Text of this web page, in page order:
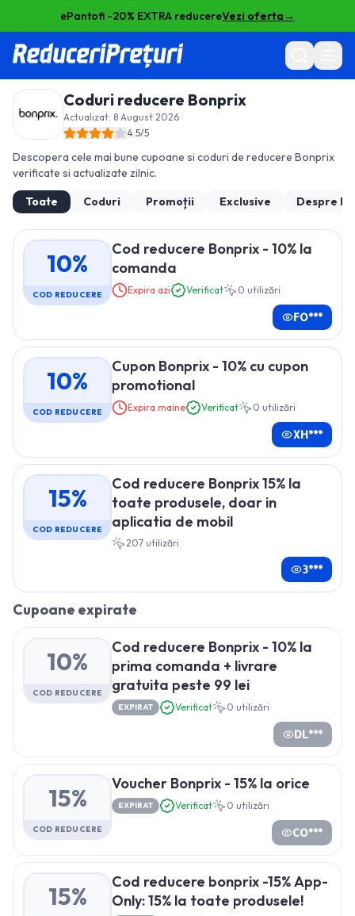
ePantofi -20% EXTRA reducereVezi oferta→
Coduri reducere Bonprix
Actualizat: 8 August 2026
4.5/5
Descopera cele mai bune cupoane si coduri de reducere Bonprix
verificate si actualizate zilnic.
Toate
Coduri Promoții Exclusive Despre
10%
COD REDUCERE
Cod reducere Bonprix - 10% la
comanda
Expira azi Verificat 0 utilizări
FO***
10%
COD REDUCERE
Cupon Bonprix - 10% cu cupon
promotional
Expira maine Verificat 0 utilizări
XH***
15%
COD REDUCERE
Cod reducere Bonprix 15% la
toate produsele, doar in
aplicatia de mobil
207 utilizări
3***
Cupoane expirate
10%
COD REDUCERE
Cod reducere Bonprix - 10% la
prima comanda + livrare
gratuita peste 99 lei
EXPIRAT Verificat 0 utilizări
DL***
15%
COD REDUCERE
Voucher Bonprix - 15% la orice
EXPIRAT Verificat 0 utilizări
CO***
15%
Cod reducere bonprix -15% App-
Only: 15% la toate produsele!